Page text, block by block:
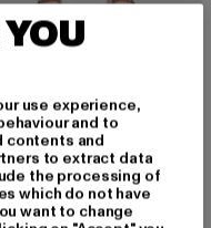
KANI
use experience,
and to
contents and
to extract data
the processing of
which do not have
want to change